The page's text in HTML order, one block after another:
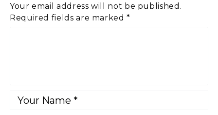
Your email address will not be published.
Required fields are marked*